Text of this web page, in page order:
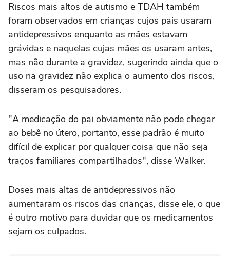
Riscos mais altos de autismo e TDAH também
foram observados em crianças cujos pais usaram
antidepressivos enquanto as mães estavam
grávidas e naquelas cujas mães os usaram antes,
mas não durante a gravidez, sugerindo ainda que o
uso na gravidez não explica o aumento dos riscos,
disseram ⁠os pesquisadores.
"A medicação do pai obviamente não pode chegar
ao bebê no útero, portanto, esse padrão é muito
difícil de explicar por qualquer coisa que não seja
traços familiares compartilhados", disse Walker.
Doses mais altas de antidepressivos não
aumentaram os riscos das crianças, disse ele, o que
é outro motivo para duvidar que os medicamentos
sejam os culpados.